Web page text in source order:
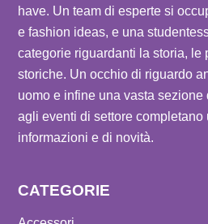
have. Un team di esperte si
e fashion ideas, e una
categorie riguardanti la storia, le
storiche. Un occhio di riguardo
uomo e infine una vasta
agli eventi di settore completano
informazioni e di novità.
CATEGORIE